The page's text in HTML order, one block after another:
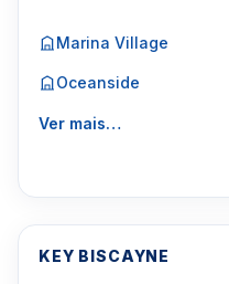
Marina Village
Oceanside
Ver mais…
KEY BISCAYNE